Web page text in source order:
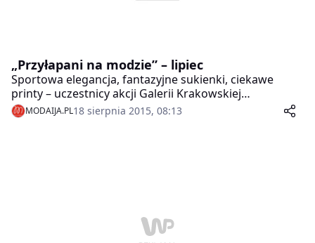
„Przyłapani na modzie” – lipiec
Sportowa elegancja, fantazyjne sukienki, ciekawe
printy – uczestnicy akcji Galerii Krakowskiej
„Przyłapani na modzie” wiedzą, jak stylowo spędzić
lato w mieście. W tym miesiącu gościem specjalnym
MODAIJA.PL18 sierpnia 2015, 08:13